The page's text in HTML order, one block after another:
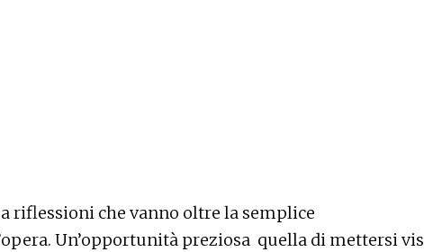
riflessioni che vanno oltre la semplice
Un’opportunità preziosa quella di mettersi vis